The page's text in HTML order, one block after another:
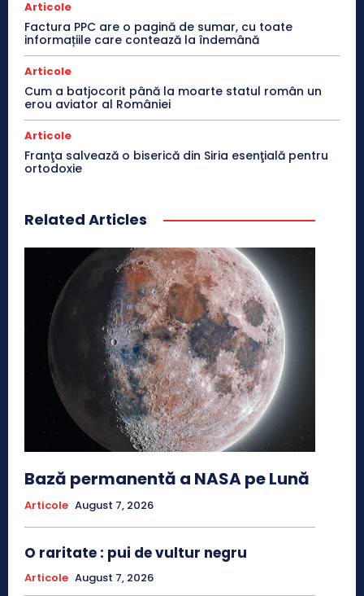
Articole
Factura PPC are o pagină de sumar, cu toate
informațiile care contează la îndemână
Articole
Cum a batjocorit până la moarte statul român un
erou aviator al României
Articole
Franţa salvează o biserică din Siria esenţială pentru
ortodoxie
Related Articles
Bază permanentă a NASA pe Lună
Articole August 7, 2026
O raritate : pui de vultur negru
Articole August 7, 2026